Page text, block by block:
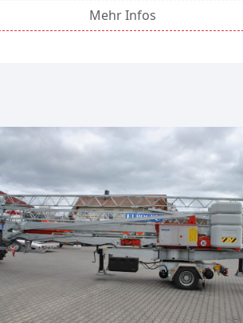
Mehr Infos